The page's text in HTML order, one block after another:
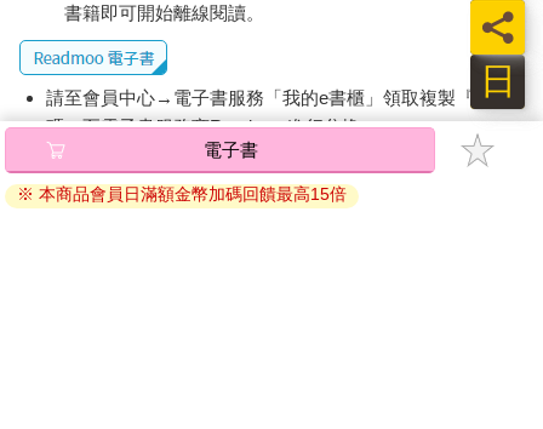
書籍即可開始離線閱讀。
請至會員中心→電子書服務「我的e書櫃」領取複製『兌換
碼』至電子書服務商Readmoo進行兌換。
退換貨須知：
因版權保護，您在金石堂所購買的電子書僅能以金石堂專屬
電子書
※ 本商品會員日滿額金幣加碼回饋最高15倍
日
員